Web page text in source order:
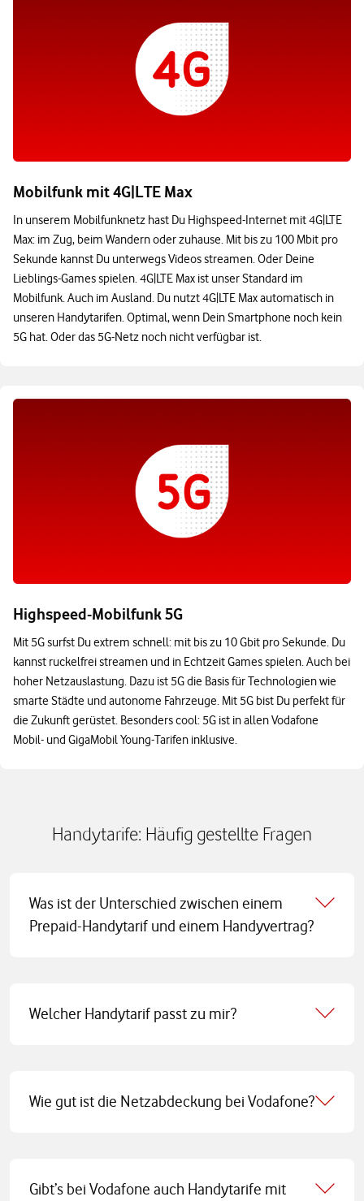
Mobilfunk mit 4G|LTE Max
In unserem Mobilfunknetz hast Du Highspeed-Internet mit 4G|LTE
Max: im Zug, beim Wandern oder zuhause. Mit bis zu 100 Mbit pro
Sekunde kannst Du unterwegs Videos streamen. Oder Deine
Lieblings-Games spielen. 4G|LTE Max ist unser Standard im
Mobilfunk. Auch im Ausland. Du nutzt 4G|LTE Max automatisch in
unseren Handytarifen. Optimal, wenn Dein Smartphone noch kein
5G hat. Oder das 5G-Netz noch nicht verfügbar ist.
Highspeed-Mobilfunk 5G
Mit 5G surfst Du extrem schnell: mit bis zu 10 Gbit pro Sekunde. Du
kannst ruckelfrei streamen und in Echtzeit Games spielen. Auch bei
hoher Netzauslastung. Dazu ist 5G die Basis für Technologien wie
smarte Städte und autonome Fahrzeuge. Mit 5G bist Du perfekt für
die Zukunft gerüstet. Besonders cool: 5G ist in allen Vodafone
Mobil- und GigaMobil Young-Tarifen inklusive.
Handytarife: Häufig gestellte Fragen
Was ist der Unterschied zwischen einem
Prepaid-Handytarif und einem Handyvertrag?
Welcher Handytarif passt zu mir?
Wie gut ist die Netzabdeckung bei Vodafone?
Gibt’s bei Vodafone auch Handytarife mit